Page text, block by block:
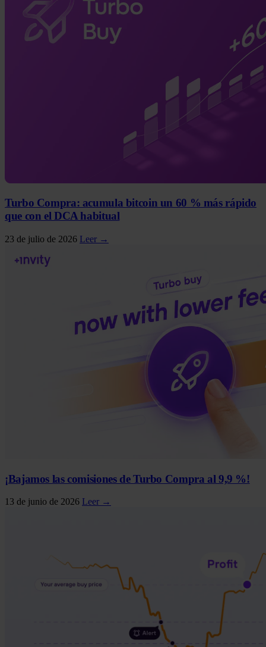
Turbo Compra: acumula bitcoin un 60 % más rápido
que con el DCA habitual
23 de julio de 2026 Leer →
¡Bajamos las comisiones de Turbo Compra al 9,9 %!
13 de junio de 2026 Leer →